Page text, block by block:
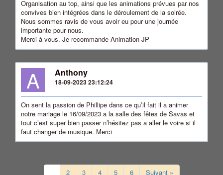
Organisation au top, ainsi que les animations prévues par nos
convives bien intégrées dans le déroulement de la soirée.
Nous sommes ravis de vous avoir eu pour une journée
importante pour nous.
Merci à vous. Je recommande Animation JP
A Anthony
18-09-2023 23:12:24
On sent la passion de Phillipe dans ce qu’il fait il a animer
notre mariage le 16/09/2023 a la salle des fêtes de Savas et
tout c’est super bien passer n’hésitez pas a aller le voire si il
faut changer de musique. Merci
2 3 4 5 6 Suivant »